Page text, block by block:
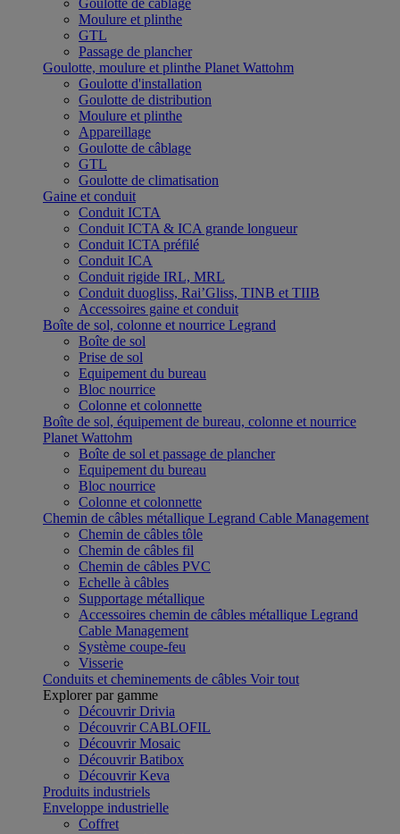
Goulotte de câblage
Moulure et plinthe
GTL
Passage de plancher
Goulotte, moulure et plinthe Planet Wattohm
Goulotte d'installation
Goulotte de distribution
Moulure et plinthe
Appareillage
Goulotte de câblage
GTL
Goulotte de climatisation
Gaine et conduit
Conduit ICTA
Conduit ICTA & ICA grande longueur
Conduit ICTA préfilé
Conduit ICA
Conduit rigide IRL, MRL
Conduit duogliss, Rai’Gliss, TINB et TIIB
Accessoires gaine et conduit
Boîte de sol, colonne et nourrice Legrand
Boîte de sol
Prise de sol
Equipement du bureau
Bloc nourrice
Colonne et colonnette
Boîte de sol, équipement de bureau, colonne et nourrice
Planet Wattohm
Boîte de sol et passage de plancher
Equipement du bureau
Bloc nourrice
Colonne et colonnette
Chemin de câbles métallique Legrand Cable Management
Chemin de câbles tôle
Chemin de câbles fil
Chemin de câbles PVC
Echelle à câbles
Supportage métallique
Accessoires chemin de câbles métallique Legrand
Cable Management
Système coupe-feu
Visserie
Conduits et cheminements de câbles Voir tout
Explorer par gamme
Découvrir Drivia
Découvrir CABLOFIL
Découvrir Mosaic
Découvrir Batibox
Découvrir Keva
Produits industriels
Enveloppe industrielle
Coffret